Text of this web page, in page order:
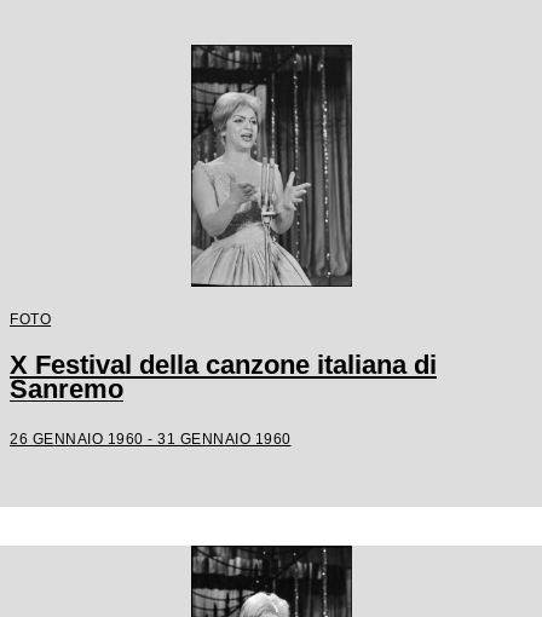
FOTO
X Festival della canzone italiana di
Sanremo
26 GENNAIO 1960 - 31 GENNAIO 1960